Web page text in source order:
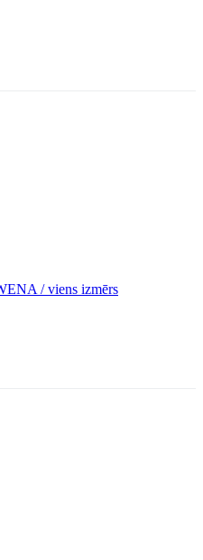
/ viens izmērs